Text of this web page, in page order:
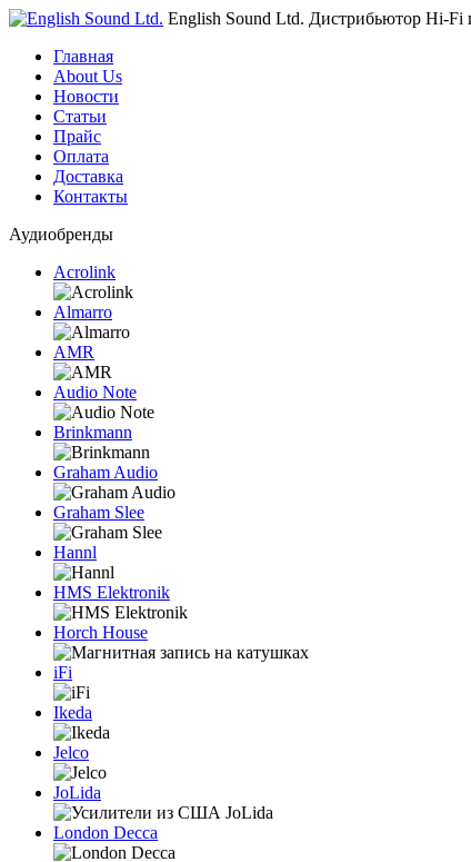
English Sound Ltd. Дистрибьютор Hi-Fi
Главная
About Us
Новости
Статьи
Прайс
Оплата
Доставка
Контакты
Аудиобренды
Acrolink
Almarro
AMR
Audio Note
Brinkmann
Graham Audio
Graham Slee
Hannl
HMS Elektronik
Horch House
iFi
Ikeda
Jelco
JoLida
London Decca